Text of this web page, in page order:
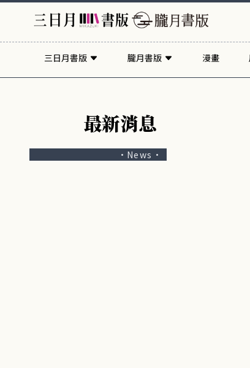
三日月書版 朧月書版 漫畫
最新消息
·News·